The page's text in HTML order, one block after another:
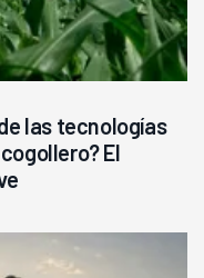
las tecnologías
El